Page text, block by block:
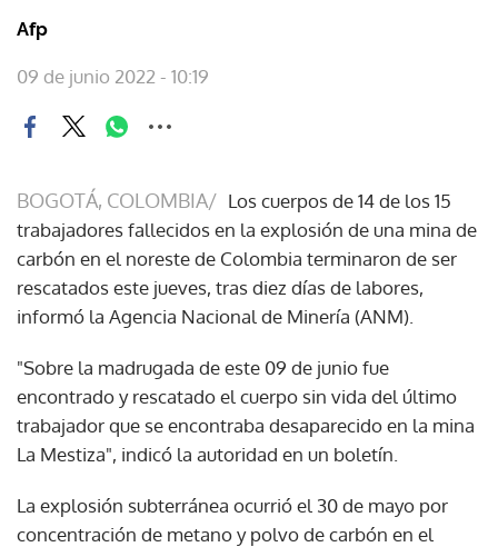
Afp
09 de junio 2022 - 10:19
BOGOTÁ, COLOMBIA/ Los cuerpos de 14 de los 15
trabajadores fallecidos en la explosión de una mina de
carbón en el noreste de Colombia terminaron de ser
rescatados este jueves, tras diez días de labores,
informó la Agencia Nacional de Minería (ANM).
"Sobre la madrugada de este 09 de junio fue
encontrado y rescatado el cuerpo sin vida del último
trabajador que se encontraba desaparecido en la mina
La Mestiza", indicó la autoridad en un boletín.
La explosión subterránea ocurrió el 30 de mayo por
concentración de metano y polvo de carbón en el